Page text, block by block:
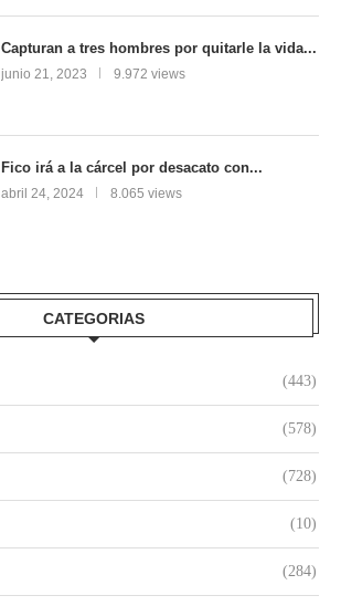
Capturan a tres hombres por quitarle la vida...
junio 21, 2023 9.972 views
Fico irá a la cárcel por desacato con...
abril 24, 2024 8.065 views
CATEGORIAS
(443)
(578)
(728)
(10)
(284)